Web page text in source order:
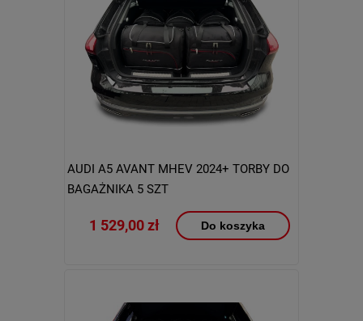
AUDI A5 AVANT MHEV 2024+ TORBY DO
BAGAŻNIKA 5 SZT
1 529,00 zł Do koszyka